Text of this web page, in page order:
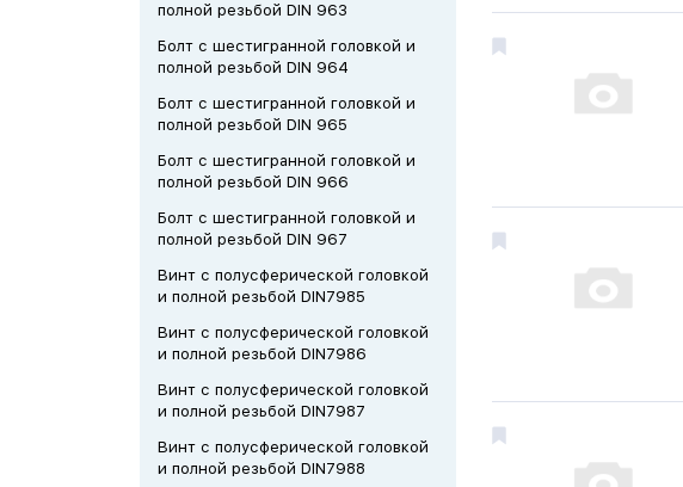
полной резьбой DIN 963
Болт с шестигранной головкой и
полной резьбой DIN 964
Болт с шестигранной головкой и
полной резьбой DIN 965
Болт с шестигранной головкой и
полной резьбой DIN 966
Болт с шестигранной головкой и
полной резьбой DIN 967
Винт с полусферической головкой
и полной резьбой DIN7985
Винт с полусферической головкой
и полной резьбой DIN7986
Винт с полусферической головкой
и полной резьбой DIN7987
Винт с полусферической головкой
и полной резьбой DIN7988